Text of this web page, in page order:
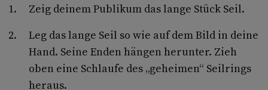
Zeig deinem Publikum das lange Stück Seil.
Leg das lange Seil so wie auf dem Bild in deine
Hand. Seine Enden hängen herunter. Zieh
oben eine Schlaufe des „geheimen“ Seilrings
heraus.